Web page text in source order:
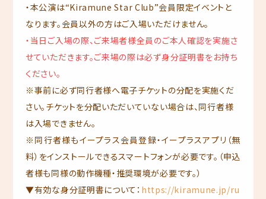
・本公演は“Kiramune Star Club”会員限定イベントと
なります。会員以外の方はご入場いただけません。
・当日ご入場の際、ご来場者様全員のご本人確認を実施さ
せていただきます。ご来場の際は必ず身分証明書をお持ち
ください。
※事前に必ず同行者様へ電子チケットの分配を実施くだ
さい。チケットを分配いただいていない場合は、同行者様
は入場できません。
※同行者様もイープラス会員登録・イープラスアプリ（無
料）をインストールできるスマートフォンが必要です。（申込
者様も同様の動作機種・推奨環境が必要です。）
▼有効な身分証明書について： https://kiramune.jp/ru